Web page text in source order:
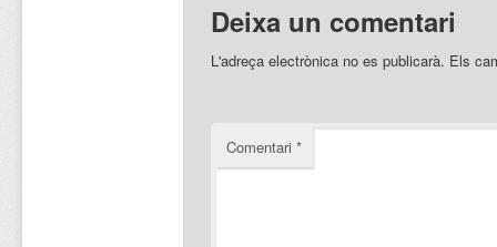
Deixa un comentari
L'adreça electrònica no es publicarà. Els
Comentari *